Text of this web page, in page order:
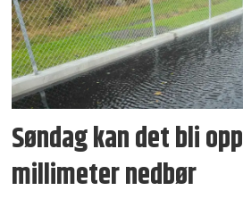
Søndag kan det bli
millimeter nedbør